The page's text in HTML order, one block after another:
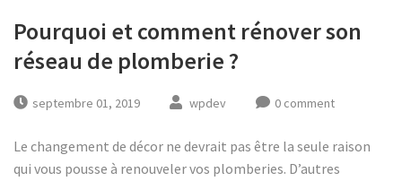
Pourquoi et comment rénover son
réseau de plomberie ?
septembre 01, 2019 wpdev 0 comment
Le changement de décor ne devrait pas être la seule raison
qui vous pousse à renouveler vos plomberies. D’autres